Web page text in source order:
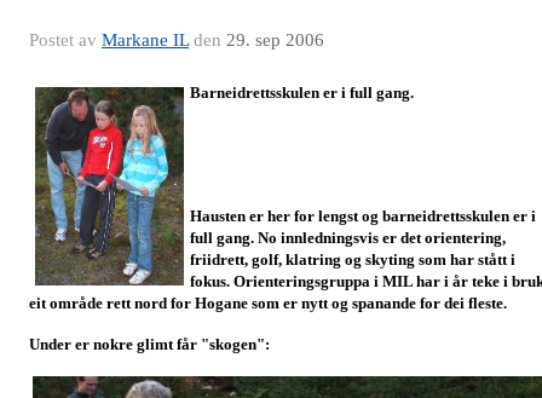
Postet av Markane ILden 29. sep 2006
Barneidrettsskulen er i full gang.
Hausten er her for lengst og barneidrettsskulen er i
full gang. No innledningsvis er det orientering,
friidrett, golf, klatring og skyting som har stått i
fokus. Orienteringsgruppa i MIL har i år teke i
eit område rett nord for Hogane som er nytt og spanande for dei fleste.
Under er nokre glimt får "skogen":